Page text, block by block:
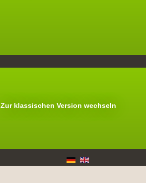
Zur klassischen Version wechseln